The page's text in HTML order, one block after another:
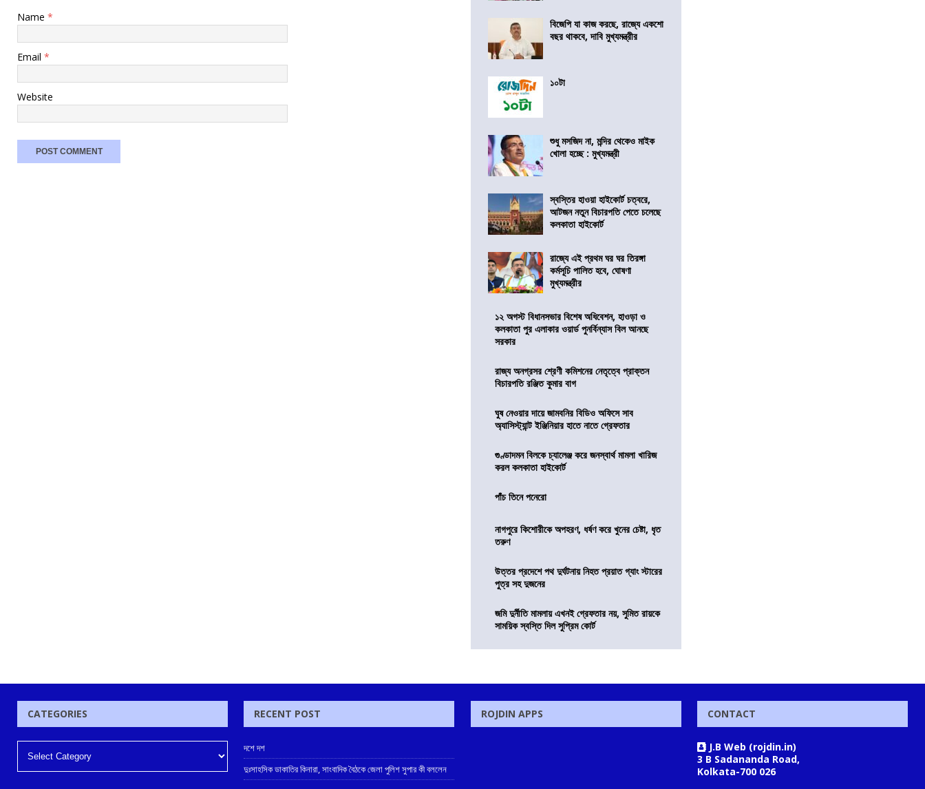
Name *
Email *
Website
বিজেপি যা কাজ করছে, রাজ্যে একশো
বছর থাকবে, দাবি মুখ্যমন্ত্রীর
১০টা
শুধু মসজিদ না, মন্দির থেকেও মাইক
খোলা হচ্ছে : মুখ্যমন্ত্রী
স্বস্তির হাওয়া হাইকোর্ট চত্বরে,
আটজন নতুন বিচারপতি পেতে চলেছে
কলকাতা হাইকোর্ট
রাজ্যে এই প্রথম ঘর ঘর তিরঙ্গা
কর্মসূচি পালিত হবে, ঘোষণা
মুখ্যমন্ত্রীর
১২ অগস্ট বিধানসভার বিশেষ অধিবেশন, হাওড়া ও
কলকাতা পুর এলাকার ওয়ার্ড পুনর্বিন্যাস বিল আনছে
সরকার
রাজ্য অনগ্রসর শ্রেণী কমিশনের নেতৃত্বে প্রাক্তন
বিচারপতি রঞ্জিত কুমার বাগ
ঘুষ নেওয়ার দায়ে জামবনির বিডিও অফিসে সাব
অ্যাসিস্ট্যান্ট ইঞ্জিনিয়ার হাতে নাতে গ্রেফতার
গুণ্ডাদমন বিলকে চ্যালেঞ্জ করে জনস্বার্থ মামলা খারিজ
করল কলকাতা হাইকোর্ট
পাঁচ তিনে পনেরো
নাগপুরে কিশোরীকে অপহরণ, ধর্ষণ করে খুনের চেষ্টা, ধৃত
তরুণ
উত্তর প্রদেশে পথ দুর্ঘটনায় নিহত প্রয়াত গ্যাং স্টারের
পুত্র সহ দুজনের
জমি দুর্নীতি মামলায় এখনই গ্রেফতার নয়, সুমিত রায়কে
সাময়িক স্বস্তি দিল সুপ্রিম কোর্ট
CATEGORIES RECENT POST
দশে দশ
দুঃসাহসিক ডাকাতির কিনারা, সাংবাদিক বৈঠকে জেলা পুলিশ সুপার কী বললেন
ROJDIN APPS CONTACT
J.B Web (rojdin.in)
3 B Sadananda Road,
Kolkata-700 026